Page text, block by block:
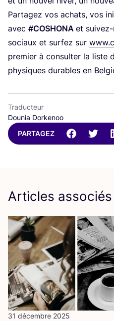
Par­ta­gez vos achats, vos
avec #COSHO­NA et
sociaux et sur­fez sur
pre­mier à consul­ter la liste
phy­siques durables en
Traducteur
Dounia Dorkenoo
PARTAGEZ
Articles associés
31 décembre 2025